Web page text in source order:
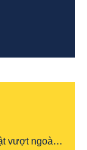
vượt ngoài